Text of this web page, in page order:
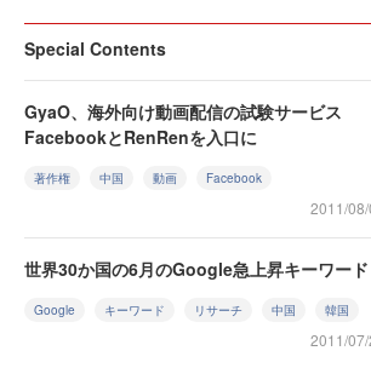
Special Contents
GyaO、海外向け動画配信の試験サービス
FacebookとRenRenを入口に
著作権 中国 動画 Facebook
2011/
世界30か国の6月のGoogle急上昇キーワード
Google キーワード リサーチ 中国 韓国
2011/